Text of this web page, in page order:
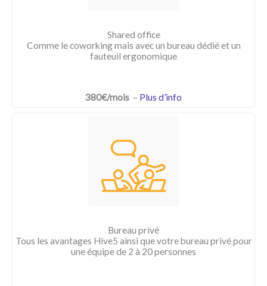
Shared office
Comme le coworking mais avec un bureau dédié et un
fauteuil ergonomique
380€/mois – Plus d’info
Bureau privé
Tous les avantages Hive5 ainsi que votre bureau privé pour
une équipe de 2 à 20 personnes